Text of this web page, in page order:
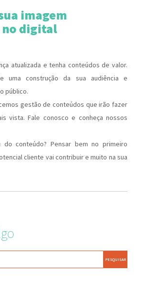
imagem
digital
atualizada e tenha conteúdos de valor.
uma construção da sua audiência e
público.
gestão de conteúdos que irão fazer
vista.Fale conosco e conheça nossos
do conteúdo? Pensar bem no primeiro
cliente vai contribuir e muito na sua